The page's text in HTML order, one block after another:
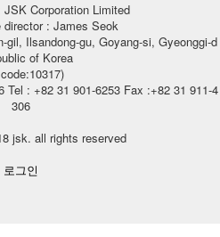
Corporation Limited
director : James Seok
gil, Ilsandong-gu, Goyang-si, Gyeonggi-d
of Korea
Tel : +82 31 901-6253 Fax :+82 31 911-4
306
jsk. all rights reserved
로그인